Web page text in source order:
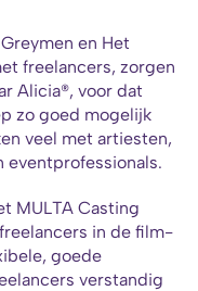
en Het
freelancers, zorgen
Alicia®, voor dat
zo goed mogelijk
veel met artiesten,
eventprofessionals.
MULTA Casting
in de film-
goede
verstandig